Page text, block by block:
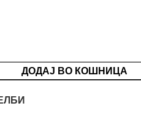
ДОДАЈ ВО КОШНИЦА